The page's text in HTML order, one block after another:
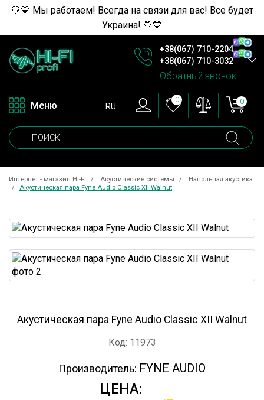
💛💙 Мы работаем! Всегда на связи для вас! Все будет
Украина! 💛💙
+38(067) 710-2204
+38(067) 710-3032
Обратный звонок
Меню RU
0 0
Интернет - магазин Hi-Fi Акустические системы
Напольная акустика
Акустическая пара Fyne Audio Classic XII Walnut
Акустическая пара Fyne Audio Classic XII Walnut
Код: 11973
Производитель: FYNE AUDIO
ЦЕНА: